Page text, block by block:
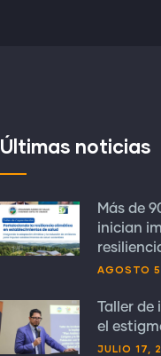
Últimas noticias
Más de
inician
AGOSTO
Taller de
el
JULIO 17,